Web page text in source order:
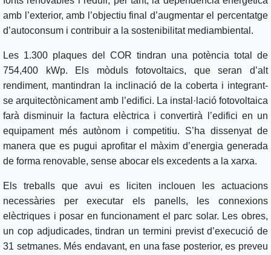
amb l’exterior, amb l’objectiu final d’augmentar el percentatge
d’autoconsum i contribuir a la sostenibilitat mediambiental.
Les 1.300 plaques del COR tindran una potència total de
754,400 kWp. Els mòduls fotovoltaics, que seran d’alt
rendiment, mantindran la inclinació de la coberta i integrant-
se arquitectònicament amb l’edifici. La instal·lació fotovoltaica
farà disminuir la factura elèctrica i convertirà l’edifici en un
equipament més autònom i competitiu. S’ha dissenyat de
manera que es pugui aprofitar el màxim d’energia generada
de forma renovable, sense abocar els excedents a la xarxa.
Els treballs que avui es liciten inclouen les actuacions
necessàries per executar els panells, les connexions
elèctriques i posar en funcionament el parc solar. Les obres,
un cop adjudicades, tindran un termini previst d’execució de
31 setmanes. Més endavant, en una fase posterior, es preveu